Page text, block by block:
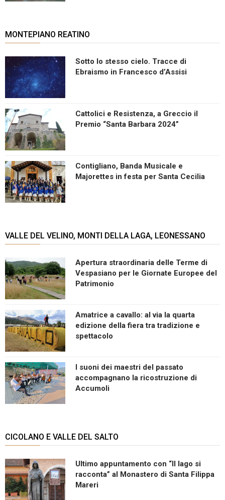
MONTEPIANO REATINO
Sotto lo stesso cielo. Tracce di
Ebraismo in Francesco d’Assisi
Cattolici e Resistenza, a Greccio il
Premio “Santa Barbara 2024”
Contigliano, Banda Musicale e
Majorettes in festa per Santa Cecilia
VALLE DEL VELINO, MONTI DELLA LAGA, LEONESSANO
Apertura straordinaria delle Terme di
Vespasiano per le Giornate Europee del
Patrimonio
Amatrice a cavallo: al via la quarta
edizione della fiera tra tradizione e
spettacolo
I suoni dei maestri del passato
accompagnano la ricostruzione di
Accumoli
CICOLANO E VALLE DEL SALTO
Ultimo appuntamento con “Il lago si
racconta” al Monastero di Santa Filippa
Mareri